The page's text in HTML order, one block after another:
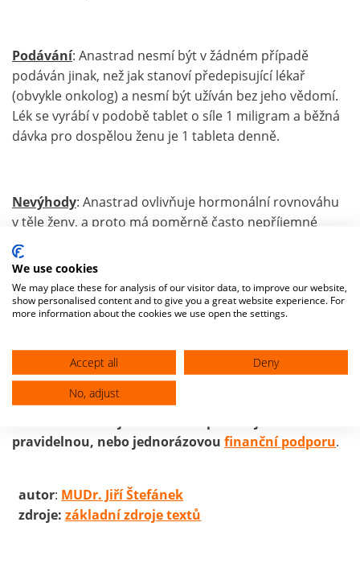
Podávání: Anastrad nesmí být v žádném případě
podáván jinak, než jak stanoví předepisující lékař
(obvykle onkolog) a nesmí být užíván bez jeho vědomí.
Lék se vyrábí v podobě tablet o síle 1 miligram a běžná
dávka pro dospělou ženu je 1 tableta denně.
Nevýhody: Anastrad ovlivňuje hormonální rovnováhu
v těle ženy, a proto má poměrně často nepříjemné
vedlejší účinky, jako jsou
bolesti svalů, trávicí obtíže a pocity slabosti. Pokles
koncentrace estrogenů zvyšuje riziko vzniku
osteoporózy. U některých uživatelek bylo popisováno
zvýšeníjaterních testůa vznikalergických reakcí
pravidelnou, nebo jednorázovou finanční podporu.
autor: MUDr. Jiří Štefánek
zdroje: základní zdroje textů
We use cookies
We may place these for analysis of our visitor data, to improve our website,
show personalised content and to give you a great website experience. For
more information about the cookies we use open the settings.
Accept all
Deny
No, adjust